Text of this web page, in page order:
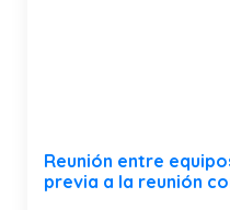
Reunión entre
previa a la reunión